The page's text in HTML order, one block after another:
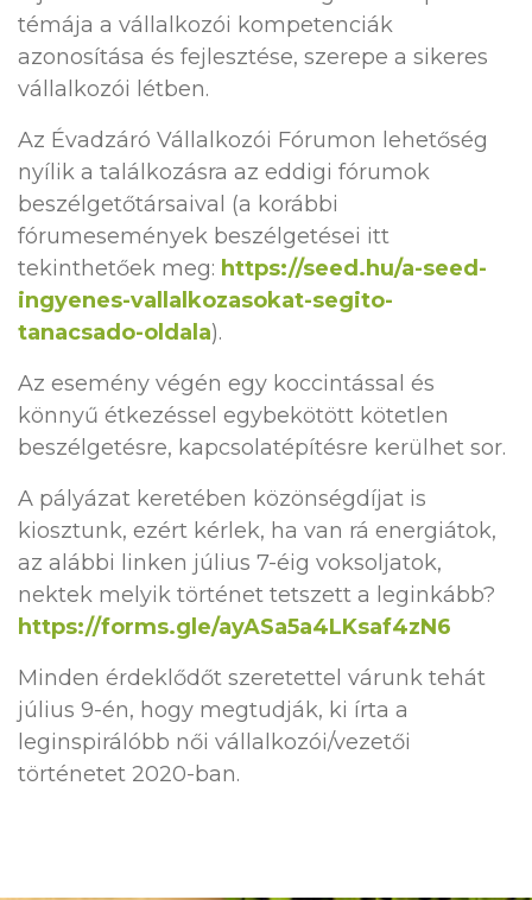
témája a vállalkozói kompetenciák
azonosítása és fejlesztése, szerepe a sikeres
vállalkozói létben.
Az Évadzáró Vállalkozói Fórumon lehetőség
nyílik a találkozásra az eddigi fórumok
beszélgetőtársaival (a korábbi
fórumesemények beszélgetései itt
tekinthetőek meg: https://seed.hu/a-seed-
ingyenes-vallalkozasokat-segito-
tanacsado-oldala).
Az esemény végén egy koccintással és
könnyű étkezéssel egybekötött kötetlen
beszélgetésre, kapcsolatépítésre kerülhet sor.
A pályázat keretében közönségdíjat is
kiosztunk, ezért kérlek, ha van rá energiátok,
az alábbi linken július 7-éig voksoljatok,
nektek melyik történet tetszett a leginkább?
https://forms.gle/ayASa5a4LKsaf4zN6
Minden érdeklődőt szeretettel várunk tehát
július 9-én, hogy megtudják, ki írta a
leginspirálóbb női vállalkozói/vezetői
történetet 2020-ban.